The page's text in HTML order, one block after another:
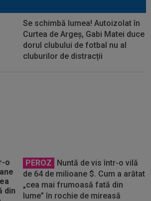
Se schimbă lumea! Autoizolat în
Curtea de Argeș, Gabi Matei duce
dorul clubului de fotbal nu al
cluburilor de distracții
PEROZ
Nuntă de vis într-o vilă
de 64 de milioane $. Cum a arătat
„cea mai frumoasă fată din
lume” în rochie de mireasă